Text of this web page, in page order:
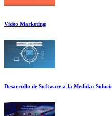
Video Marketing
Desarrollo de Software a la Medida: